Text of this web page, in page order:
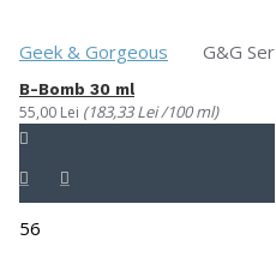
Geek & Gorgeous G&G Ser
B-Bomb 30 ml
55,00 Lei (183,33 Lei /100 ml)
56